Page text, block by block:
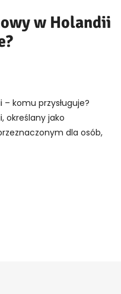
w Holandii
komu przysługuje?
określany jako
dla osób,